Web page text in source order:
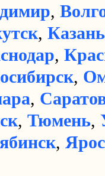
,
, Казань
,
,
,
, Тюмень,
,